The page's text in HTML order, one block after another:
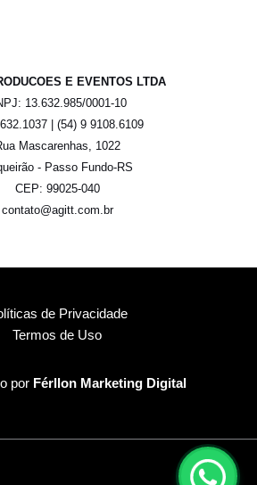
E EVENTOS LTDA
13.632.985/0001-10
| (54) 9 9108.6109
Mascarenhas, 1022
- Passo Fundo-RS
CEP: 99025-040
contato@agitt.com.br
de Privacidade
Termos de Uso
por Férllon Marketing Digital